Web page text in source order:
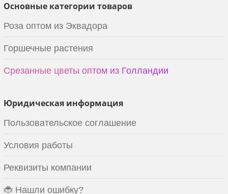
Основные категории товаров
Роза оптом из Эквадора
Горшечные растения
Срезанные цветы оптом из Голландии
Юридическая информация
Пользовательское соглашение
Условия работы
Реквизиты компании
🐞 Нашли ошибку?